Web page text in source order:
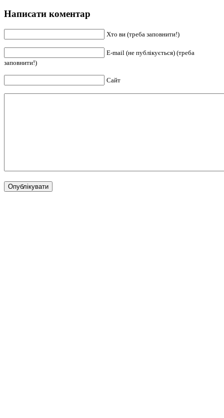
Написати коментар
Хто ви (треба заповнити!)
E-mail (не публікується) (треба
заповнити!)
Сайт